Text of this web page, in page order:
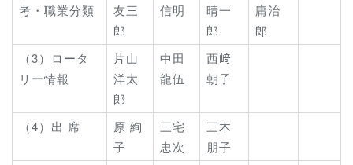
考・職業分類
友三
郎
信明
晴一
郎
庸治
郎
（3）ロータ
リー情報
片山
洋太
郎
中田
龍伍
西﨑
朝子
（4）出 席
原 絢
子
三宅
忠次
三木
朋子